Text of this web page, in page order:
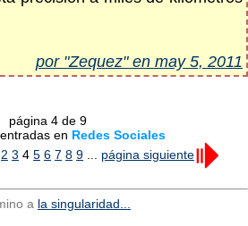
por "Zequez" en may 5, 2011
página 4 de 9
entradas en Redes Sociales
2 3 4 5 6 7 8 9 página siguiente
a la singularidad...